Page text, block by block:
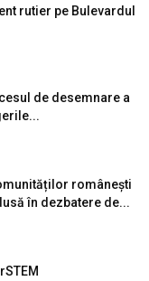
rutier pe Bulevardul
de desemnare a
românești
în dezbatere de...